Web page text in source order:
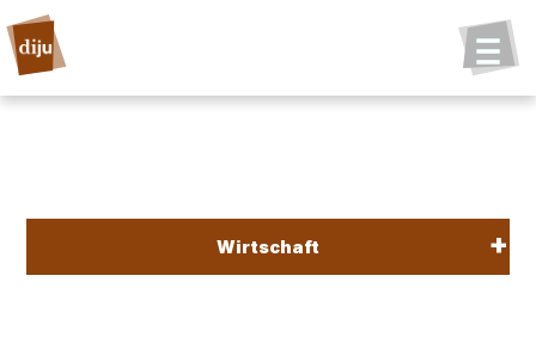
Wirtschaft